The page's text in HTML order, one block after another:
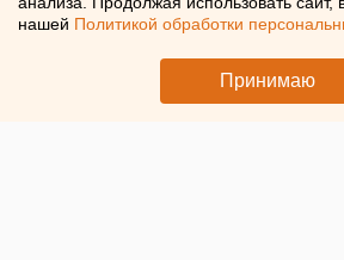
нашей Политикой обработки
Принимаю